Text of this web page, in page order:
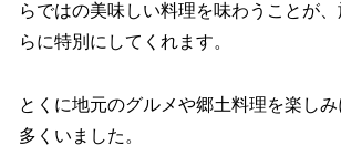
らではの美味しい料理を味わうことが
らに特別にしてくれます。
とくに地元のグルメや郷土料理を楽し
多くいました。